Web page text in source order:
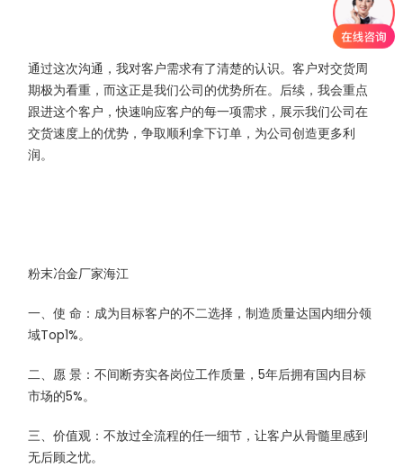
通过这次沟通，我对客户需求有了清楚的认识。客户对交货周
期极为看重，而这正是我们公司的优势所在。后续，我会重点
跟进这个客户，快速响应客户的每一项需求，展示我们公司在
交货速度上的优势，争取顺利拿下订单，为公司创造更多利
润。
粉末冶金厂家海江
一、使 命：成为目标客户的不二选择，制造质量达国内细分领
域Top1%。
二、愿 景：不间断夯实各岗位工作质量，5年后拥有国内目标
市场的5%。
三、价值观：不放过全流程的任一细节，让客户从骨髓里感到
无后顾之忧。